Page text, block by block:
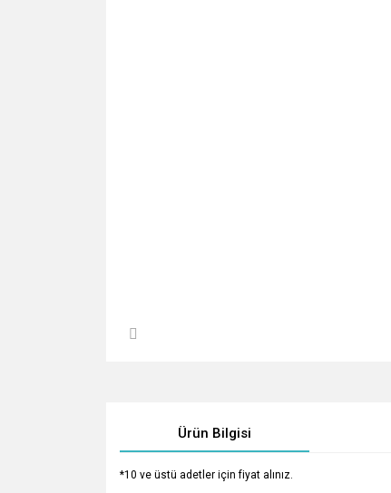
Ürün Bilgisi
*10 ve üstü adetler için fiyat alınız.